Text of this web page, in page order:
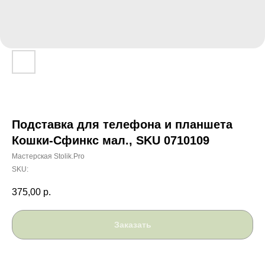
Подставка для телефона и планшета
Кошки-Сфинкс мал., SKU 0710109
Мастерская Stolik.Pro
SKU:
375,00 р.
Заказать